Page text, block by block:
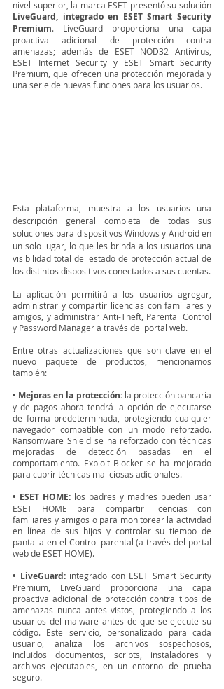
LiveGuard, integrado en ESET Smart Security
Premium. LiveGuard proporciona una capa
proactiva adicional de protección contra
amenazas; además de ESET NOD32 Antivirus,
ESET Internet Security y ESET Smart Security
Premium, que ofrecen una protección mejorada y
una serie de nuevas funciones para los usuarios.
Esta plataforma, muestra a los usuarios una
descripción general completa de todas sus
soluciones para dispositivos Windows y Android en
un solo lugar, lo que les brinda a los usuarios una
visibilidad total del estado de protección actual de
los distintos dispositivos conectados a sus cuentas.
La aplicación permitirá a los usuarios agregar,
administrar y compartir licencias con familiares y
amigos, y administrar Anti-Theft, Parental Control
y Password Manager a través del portal web.
Entre otras actualizaciones que son clave en el
nuevo paquete de productos, mencionamos
también:
• Mejoras en la protección: la protección bancaria
y de pagos ahora tendrá la opción de ejecutarse
de forma predeterminada, protegiendo cualquier
navegador compatible con un modo reforzado.
Ransomware Shield se ha reforzado con técnicas
mejoradas de detección basadas en el
comportamiento. Exploit Blocker se ha mejorado
para cubrir técnicas maliciosas adicionales.
• ESET HOME: los padres y madres pueden usar
ESET HOME para compartir licencias con
familiares y amigos o para monitorear la actividad
en línea de sus hijos y controlar su tiempo de
pantalla en el Control parental (a través del portal
web de ESET HOME).
• LiveGuard: integrado con ESET Smart Security
Premium, LiveGuard proporciona una capa
proactiva adicional de protección contra tipos de
amenazas nunca antes vistos, protegiendo a los
usuarios del malware antes de que se ejecute su
código. Este servicio, personalizado para cada
usuario, analiza los archivos sospechosos,
incluidos documentos, scripts, instaladores y
archivos ejecutables, en un entorno de prueba
seguro.